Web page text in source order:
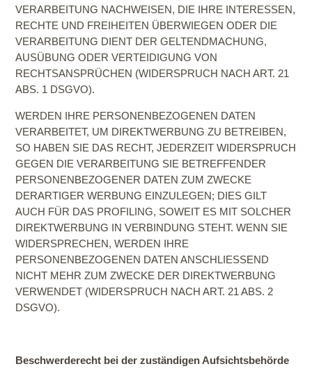
VERARBEITUNG NACHWEISEN, DIE IHRE INTERESSEN,
RECHTE UND FREIHEITEN ÜBERWIEGEN ODER DIE
VERARBEITUNG DIENT DER GELTENDMACHUNG,
AUSÜBUNG ODER VERTEIDIGUNG VON
RECHTSANSPRÜCHEN (WIDERSPRUCH NACH ART. 21
ABS. 1 DSGVO).
WERDEN IHRE PERSONENBEZOGENEN DATEN
VERARBEITET, UM DIREKTWERBUNG ZU BETREIBEN,
SO HABEN SIE DAS RECHT, JEDERZEIT WIDERSPRUCH
GEGEN DIE VERARBEITUNG SIE BETREFFENDER
PERSONENBEZOGENER DATEN ZUM ZWECKE
DERARTIGER WERBUNG EINZULEGEN; DIES GILT
AUCH FÜR DAS PROFILING, SOWEIT ES MIT SOLCHER
DIREKTWERBUNG IN VERBINDUNG STEHT. WENN SIE
WIDERSPRECHEN, WERDEN IHRE
PERSONENBEZOGENEN DATEN ANSCHLIESSEND
NICHT MEHR ZUM ZWECKE DER DIREKTWERBUNG
VERWENDET (WIDERSPRUCH NACH ART. 21 ABS. 2
DSGVO).
Beschwerderecht bei der zuständigen Aufsichtsbehörde